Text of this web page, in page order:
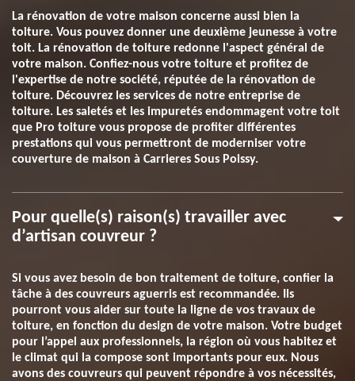
La rénovation de votre maison concerne aussi bien la
toiture. Vous pouvez donner une deuxième jeunesse à votre
toit. La rénovation de toiture redonne l'aspect général de
votre maison. Confiez-nous votre toiture et profitez de
l'expertise de notre société, réputée de la rénovation de
toiture. Découvrez les services de notre entreprise de
toiture. Les saletés et les impuretés endommagent votre toit
que Pro toiture vous propose de profiter différentes
prestations qui vous permettront de moderniser votre
couverture de maison à Carrieres Sous Poissy.
Pour quelle(s) raison(s) travailler avec
d’artisan couvreur ?
Si vous avez besoin de bon traitement de toiture, confier la
tâche à des couvreurs aguerris est recommandée. Ils
pourront vous aider sur toute la ligne de vos travaux de
toiture, en fonction du design de votre maison. Votre budget
pour l’appel aux professionnels, la région où vous habitez et
le climat qui la compose sont importants pour eux. Nous
avons des couvreurs qui peuvent répondre à vos nécessités,